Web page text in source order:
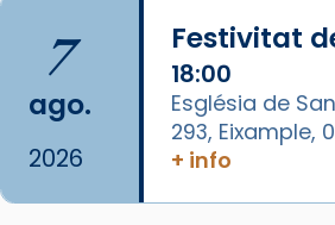
📸 J. Merino
Foto
View on Facebook · Share
Arquebisbat
7
ago.
2026
Festivitat
18:00
Església de
293, Eixample,
+ info